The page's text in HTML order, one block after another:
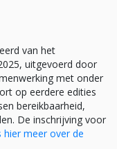
van het
uitgevoerd door
met onder
op eerdere edities
bereikbaarheid,
De inschrijving voor
hier meer over de